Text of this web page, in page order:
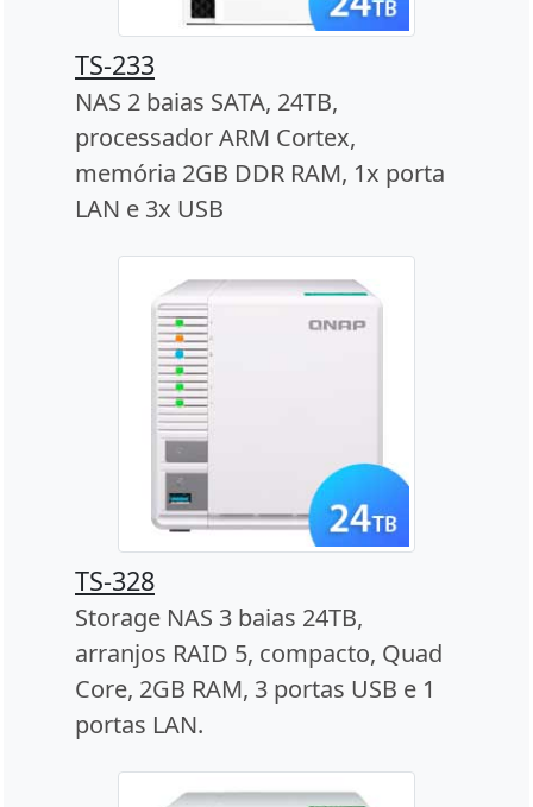
TS-233
NAS 2 baias SATA, 24TB,
processador ARM Cortex,
memória 2GB DDR RAM, 1x porta
LAN e 3x USB
TS-328
Storage NAS 3 baias 24TB,
arranjos RAID 5, compacto, Quad
Core, 2GB RAM, 3 portas USB e 1
portas LAN.